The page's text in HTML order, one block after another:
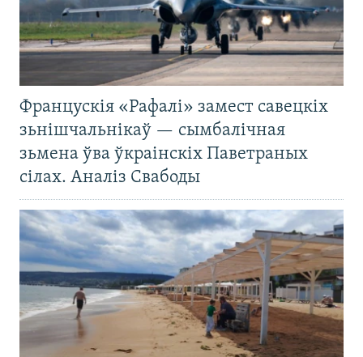
Францускія «Рафалі» замест савецкіх
зьнішчальнікаў — сымбалічная
зьмена ўва ўкраінскіх Паветраных
сілах. Аналіз Свабоды